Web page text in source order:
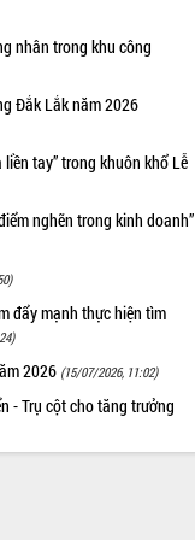
nhân trong khu công
Đắk Lắk năm 2026
tay” trong khuôn khổ Lễ
nghẽn trong kinh doanh”
đẩy mạnh thực hiện tìm
2026 (15/07/2026, 11:02)
- Trụ cột cho tăng trưởng